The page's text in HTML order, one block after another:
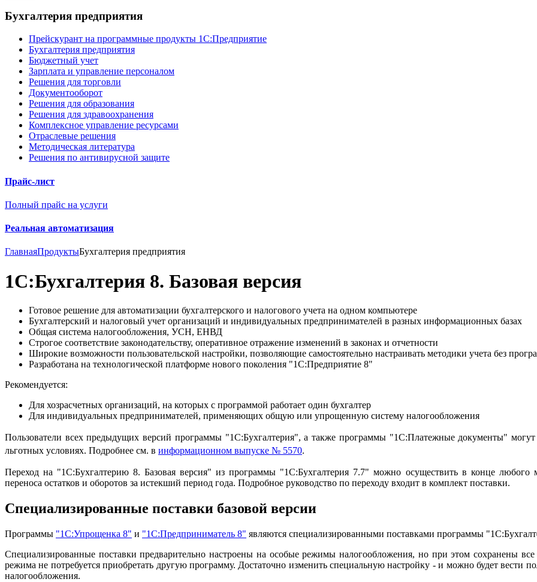
Бухгалтерия предприятия
Прейскурант на программные продукты 1С:Предприятие
Бухгалтерия предприятия
Бюджетный учет
Зарплата и управление персоналом
Решения для торговли
Документооборот
Решения для образования
Решения для здравоохранения
Комплексное управление ресурсами
Отраслевые решения
Методическая литература
Решения по антивирусной защите
Прайс-лист
Полный прайс на услуги
Реальная автоматизация
ГлавнаяПродуктыБухгалтерия предприятия
1С:Бухгалтерия 8. Базовая версия
Готовое решение для автоматизации бухгалтерского и налогового учета на одном компьютере
Бухгалтерский и налоговый учет организаций и индивидуальных предпринимателей в разных информационных базах
Общая система налогообложения, УСН, ЕНВД
Строгое соответствие законодательству, оперативное отражение изменений в законах и отчетности
Широкие возможности пользовательской настройки, позволяющие самостоятельно настраивать методики учета без
Разработана на технологической платформе нового поколения "1С:Предприятие 8"
Рекомендуется:
Для хозрасчетных организаций, на которых с программой работает один бухгалтер
Для индивидуальных предпринимателей, применяющих общую или упрощенную систему налогообложения
Пользователи всех предыдущих версий программы "1С:Бухгалтерия", а также программы "1С:Платежные документы" могут
льготных условиях. Подробнее см. в информационном выпуске № 5570.
Переход на "1С:Бухгалтерию 8. Базовая версия" из программы "1С:Бухгалтерия 7.7" можно осуществить в конце любого
переноса остатков и оборотов за истекший период года. Подробное руководство по переходу входит в комплект поставки.
Специализированные поставки базовой версии
Программы "1С:Упрощенка 8" и "1С:Предприниматель 8" являются специализированными поставками программы
Специализированные поставки предварительно настроены на особые режимы налогообложения, но при этом сохранены
режима не потребуется приобретать другую программу. Достаточно изменить специальную настройку - и можно будет
налогообложения.